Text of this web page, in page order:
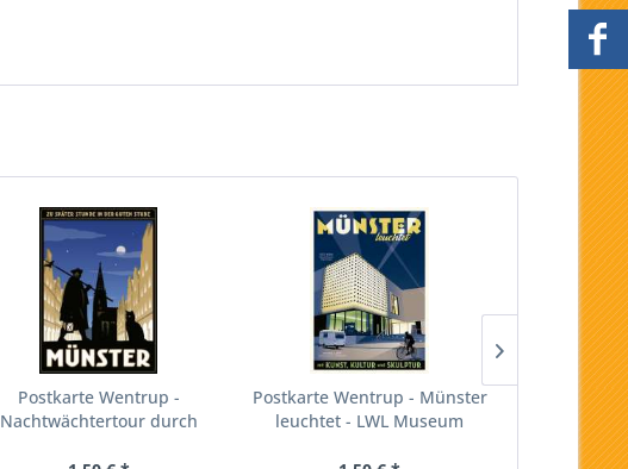
Postkarte Wentrup -
Nachtwächtertour durch
Postkarte Wentrup - Münster
leuchtet - LWL Museum